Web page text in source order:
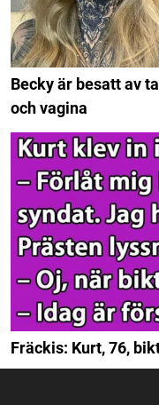
Becky är besatt av
och vagina
Fräckis: Kurt, 76,